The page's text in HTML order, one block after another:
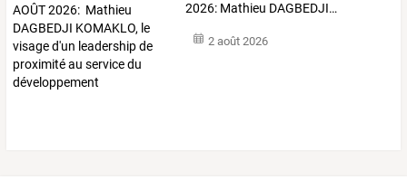
2026: Mathieu DAGBEDJI…
2 août 2026